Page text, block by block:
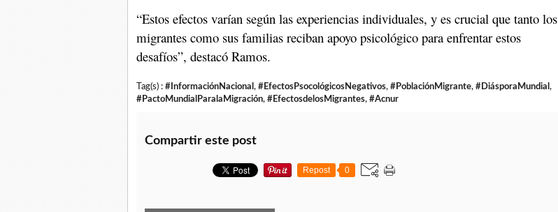
“Estos efectos varían según las experiencias individuales, y es crucial que tanto los
migrantes como sus familias reciban apoyo psicológico para enfrentar estos
desafíos”, destacó Ramos.
Tag(s) : #InformaciónNacional , #EfectosPsocológicosNegativos, #PoblaciónMigrante, #DiásporaMundial ,
#PactoMundialParalaMigración, #EfectosdelosMigrantes, #Acnur
Compartir este post
Repost 0